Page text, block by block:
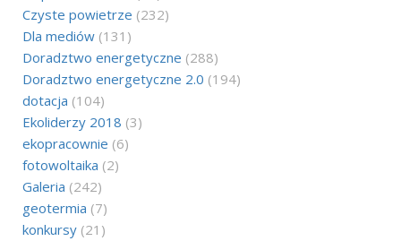
Czyste powietrze (232)
Dla mediów (131)
Doradztwo energetyczne (288)
Doradztwo energetyczne 2.0 (194)
dotacja (104)
Ekoliderzy 2018 (3)
ekopracownie (6)
fotowoltaika (2)
Galeria (242)
geotermia (7)
konkursy (21)